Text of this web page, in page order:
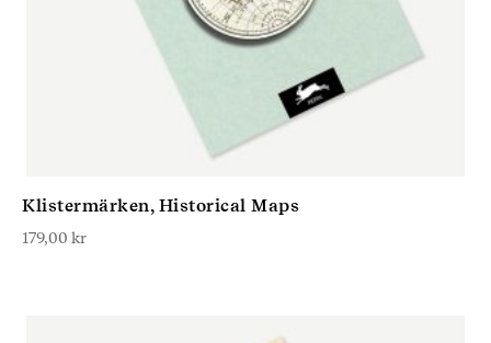
Klistermärken, Historical Maps
179,00 kr